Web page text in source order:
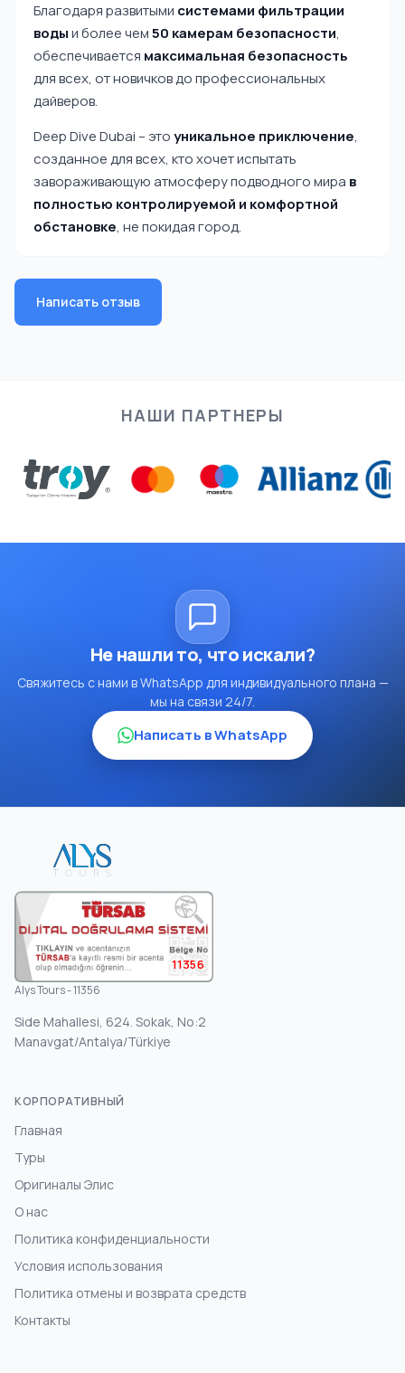
Благодаря развитыми системами фильтрации
водыи более чем50 камерам безопасности,
обеспечивается максимальная безопасность
для всех, от новичков до профессиональных
дайверов.
Deep Dive Dubai – этоуникальное приключение,
созданное для всех, кто хочет испытать
завораживающую атмосферу подводного мира в
полностью контролируемой и комфортной
обстановке, не покидая город.
Написать отзыв
НАШИ ПАРТНЕРЫ
Не нашли то, что искали?
Свяжитесь с нами в WhatsApp для индивидуального плана —
мы на связи 24/7.
Написать в WhatsApp
11356
Alys Tours - 11356
Side Mahallesi, 624. Sokak, No:2
Manavgat/Antalya/Türkiye
КОРПОРАТИВНЫЙ
Главная
Туры
Оригиналы Элис
О нас
Политика конфиденциальности
Условия использования
Политика отмены и возврата средств
Контакты